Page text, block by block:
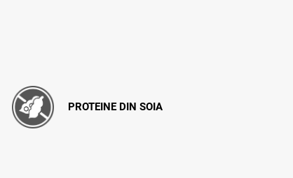
PROTEINE DIN SOIA